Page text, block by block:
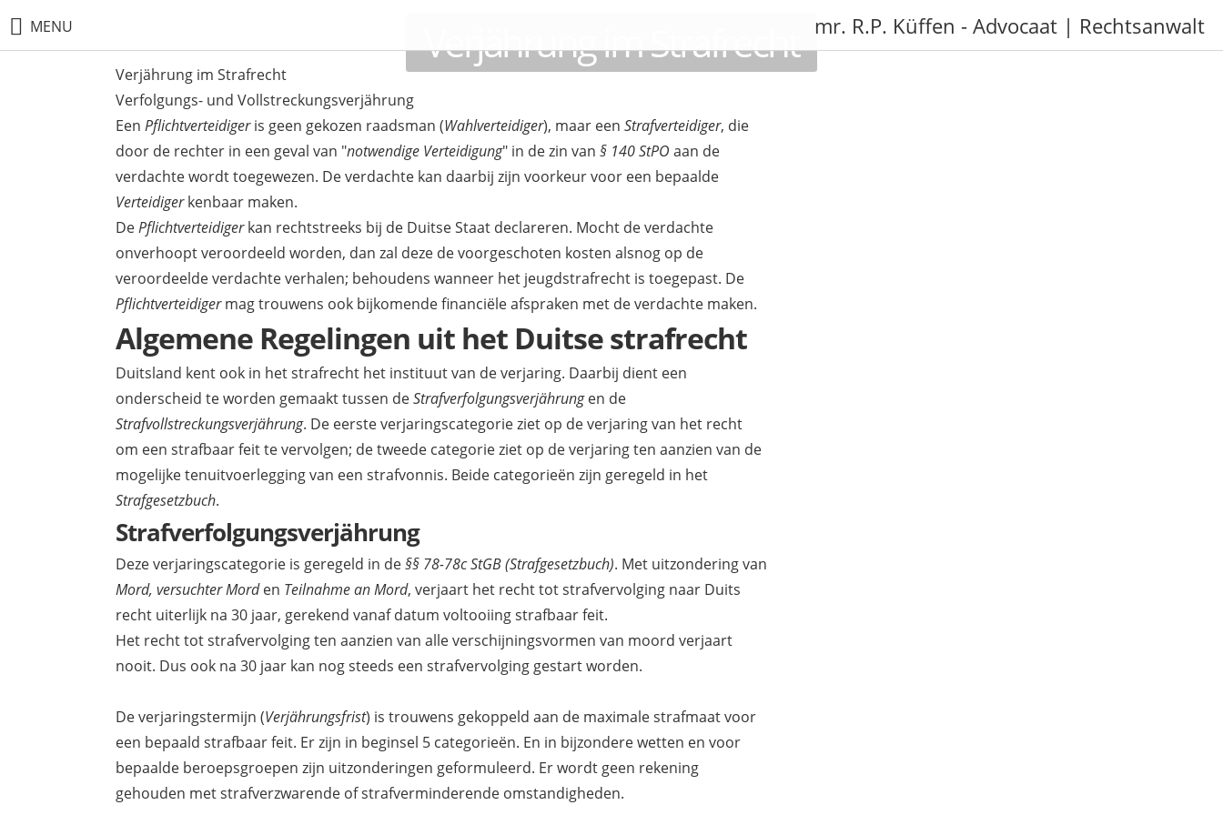
MENU mr. R.P. Küffen - Advocaat | Rechtsanwalt
Verjährung im Strafrecht
Verjährung im Strafrecht
Verfolgungs- und Vollstreckungsverjährung
Een Pflichtverteidigeris geen gekozen raadsman (Wahlverteidiger), maar een Strafverteidiger, die
door de rechter in een geval van "notwendige Verteidigung" in de zin van § 140 StPO aan de
verdachte wordt toegewezen. De verdachte kan daarbij zijn voorkeur voor een bepaalde
Verteidigerkenbaar maken.
DePflichtverteidigerkan rechtstreeks bij de Duitse Staat declareren. Mocht de verdachte
onverhoopt veroordeeld worden, dan zal deze de voorgeschoten kosten alsnog op de
veroordeelde verdachte verhalen; behoudens wanneer het jeugdstrafrecht is toegepast. De
Pflichtverteidigermag trouwens ook bijkomende financiële afspraken met de verdachte maken.
Algemene Regelingen uit het Duitse strafrecht
Duitsland kent ook in het strafrecht het instituut van de verjaring. Daarbij dient een
onderscheid te worden gemaakt tussen deStrafverfolgungsverjährungen de
Strafvollstreckungsverjährung. De eerste verjaringscategorie ziet op de verjaring van het recht
om een strafbaar feit te vervolgen; de tweede categorie ziet op de verjaring ten aanzien van de
mogelijke tenuitvoerlegging van een strafvonnis. Beide categorieën zijn geregeld in het
Strafgesetzbuch.
Strafverfolgungsverjährung
Deze verjaringscategorie is geregeld in de§§ 78-78c StGB (Strafgesetzbuch). Met uitzondering van
Mord, versuchter Morden Teilnahme an Mord, verjaart het recht tot strafvervolging naar Duits
recht uiterlijk na 30 jaar, gerekend vanaf datum voltooiing strafbaar feit.
Het recht tot strafvervolging ten aanzien van alle verschijningsvormen van moord verjaart
nooit. Dus ook na 30 jaar kan nog steeds een strafvervolging gestart worden.
De verjaringstermijn (Verjährungsfrist) is trouwens gekoppeld aan de maximale strafmaat voor
een bepaald strafbaar feit. Er zijn in beginsel 5 categorieën. En in bijzondere wetten en voor
bepaalde beroepsgroepen zijn uitzonderingen geformuleerd. Er wordt geen rekening
gehouden met strafverzwarende of strafverminderende omstandigheden.